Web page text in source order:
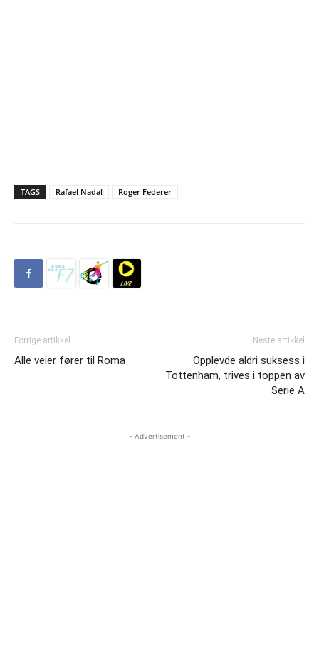
TAGS Rafael Nadal Roger Federer
Forrige artikkel
Alle veier fører til Roma
Neste artikkel
Opplevde aldri suksess i
Tottenham, trives i toppen av
Serie A
- Advertisement -